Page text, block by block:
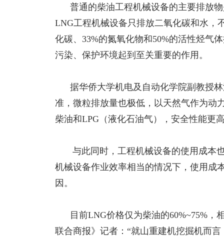
普通的柴油工程机械设备的主要排放物
LNG工程机械设备只排放二氧化碳和水，
化碳、33%的氮氧化物和50%的活性烃气
污染、保护环境起到至关重要的作用。
据华侨大学机电及自动化学院副教授林
准，微粒排放量也极低，以天然气作为动
柴油和LPG（液化石油气），安全性能更
与此同时，工程机械设备的使用成本
机械设备作业效率相当的情况下，使用成
因。
目前LNG价格仅为柴油的60%~75%，
联合商报》记者：“就山重建机挖掘机而